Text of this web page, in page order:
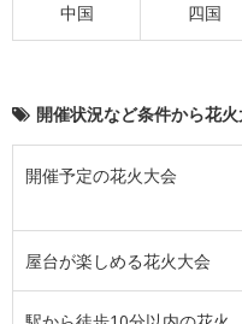
中国 四国
開催状況など条件から花
開催予定の花火大会
屋台が楽しめる花火大会